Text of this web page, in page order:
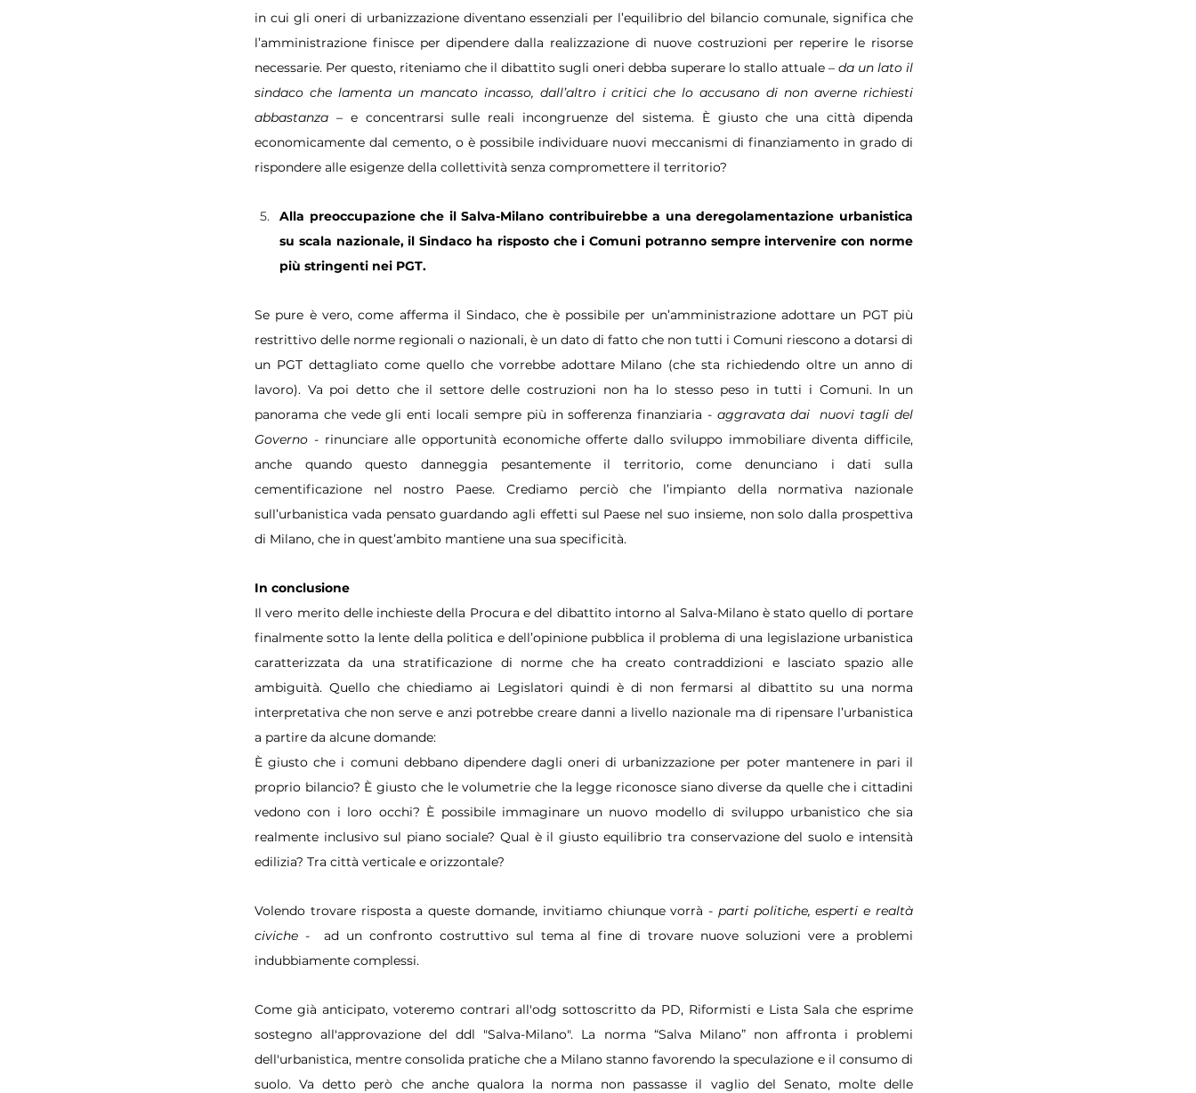
in cui gli oneri di urbanizzazione diventano essenziali per l’equilibrio del bilancio comunale, significa che
l’amministrazione finisce per dipendere dalla realizzazione di nuove costruzioni per reperire le risorse
necessarie. Per questo, riteniamo che il dibattito sugli oneri debba superare lo stallo attuale – da un lato il
sindaco che lamenta un mancato incasso, dall’altro i critici che lo accusano di non averne richiesti
abbastanza – e concentrarsi sulle reali incongruenze del sistema. È giusto che una città dipenda
economicamente dal cemento, o è possibile individuare nuovi meccanismi di finanziamento in grado di
rispondere alle esigenze della collettività senza compromettere il territorio?
Alla preoccupazione che il Salva-Milano contribuirebbe a una deregolamentazione urbanistica
su scala nazionale, il Sindaco ha risposto che i Comuni potranno sempre intervenire con norme
più stringenti nei PGT.
Se pure è vero, come afferma il Sindaco, che è possibile per un’amministrazione adottare un PGT più
restrittivo delle norme regionali o nazionali, è un dato di fatto che non tutti i Comuni riescono a dotarsi di
un PGT dettagliato come quello che vorrebbe adottare Milano (che sta richiedendo oltre un anno di
lavoro). Va poi detto che il settore delle costruzioni non ha lo stesso peso in tutti i Comuni. In un
panorama che vede gli enti locali sempre più in sofferenza finanziaria - aggravata dai  nuovi tagli del
Governo - rinunciare alle opportunità economiche offerte dallo sviluppo immobiliare diventa difficile,
anche quando questo danneggia pesantemente il territorio, come denunciano i dati sulla
cementificazione nel nostro Paese. Crediamo perciò che l’impianto della normativa nazionale
sull’urbanistica vada pensato guardando agli effetti sul Paese nel suo insieme, non solo dalla prospettiva
di Milano, che in quest’ambito mantiene una sua specificità.
In conclusione
Il vero merito delle inchieste della Procura e del dibattito intorno al Salva-Milano è stato quello di portare
finalmente sotto la lente della politica e dell’opinione pubblica il problema di una legislazione urbanistica
caratterizzata da una stratificazione di norme che ha creato contraddizioni e lasciato spazio alle
ambiguità. Quello che chiediamo ai Legislatori quindi è di non fermarsi al dibattito su una norma
interpretativa che non serve e anzi potrebbe creare danni a livello nazionale ma di ripensare l’urbanistica
a partire da alcune domande:
È giusto che i comuni debbano dipendere dagli oneri di urbanizzazione per poter mantenere in pari il
proprio bilancio? È giusto che le volumetrie che la legge riconosce siano diverse da quelle che i cittadini
vedono con i loro occhi? È possibile immaginare un nuovo modello di sviluppo urbanistico che sia
realmente inclusivo sul piano sociale? Qual è il giusto equilibrio tra conservazione del suolo e intensità
edilizia? Tra città verticale e orizzontale?
Volendo trovare risposta a queste domande, invitiamo chiunque vorrà - parti politiche, esperti e realtà
civiche -  ad un confronto costruttivo sul tema al fine di trovare nuove soluzioni vere a problemi
indubbiamente complessi.
Come già anticipato, voteremo contrari all'odg sottoscritto da PD, Riformisti e Lista Sala che esprime
sostegno all'approvazione del ddl "Salva-Milano". La norma “Salva Milano” non affronta i problemi
dell'urbanistica, mentre consolida pratiche che a Milano stanno favorendo la speculazione e il consumo di
suolo. Va detto però che anche qualora la norma non passasse il vaglio del Senato, molte delle